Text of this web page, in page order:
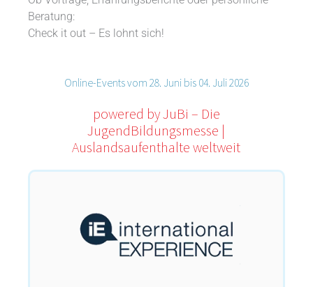
Beratung:
Check it out – Es lohnt sich!
Online-Events vom 28. Juni bis 04. Juli 2026
powered by JuBi – Die
JugendBildungsmesse |
Auslandsaufenthalte weltweit